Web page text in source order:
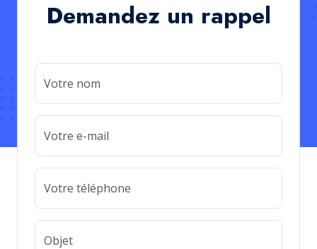
Demandez un rappel
Votre nom
Votre e-mail
Votre téléphone
Objet